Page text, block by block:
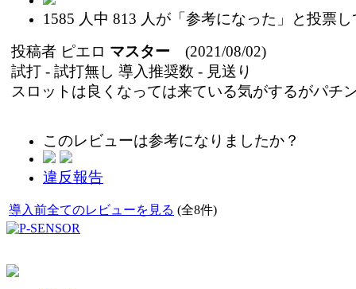
1585 人中 813 人が「参考になった」と投票
投稿者 ピエロ マスター (2021/08/02)
試打 - 試打無し 導入推奨数 - 見送り
スロットは良くなっては来ている気がするがパチ
このレビューは参考になりましたか？
違反報告
導入前全てのレビューを見る (全8件)